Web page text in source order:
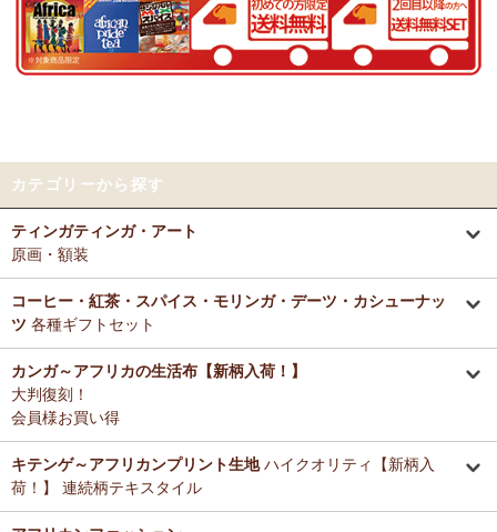
1/15：2026年 バラカの福袋≪数量限定で再販決定！≫
～アフリカングッズ満杯～1年間の感謝をこめて
12/25：ステッチVネック ノースリーブブラウス新入荷！～キテ
ンゲ◇ハイクオリティ◇で仕立てた新作登場！
12/25：マサイシュカ アフリカの布ページに新入荷！
マサイ民族のマント 軽くおしゃれなブランケット
12/25：ティンガティンガ・アート～シャターニ（アフリカの精
霊）の作品新入荷！
12/25：
12/20：2026年 バラカの福袋～2025.12/20（土）予約販売開始
～アフリカングッズ満杯～1年間の感謝をこめて
≪数量限定販売
≫
食べてみたくて買いました。青い皮の柑橘系の様な香りと木の様な形
容し難い香りがする、なんとも言えない香りです。
好きとか嫌いとかいう感覚よりも急に眠くなって来たので、リラック
スしているのを感じます。なんとなく、良いなぁ。
Tさまより カンガへのご感想
テーブルクロスとして使用中。大きさが少し違っていたりちょっと曲
っかりした良い生地です。一番心配だった洗濯ですが、ネットに入れ
て手洗いモードで洗濯機にかけ、終わったらすぐ干し、うちの場合は
色落ち、色移りなく大丈夫でした。洗濯ジワも殆どない（個人の感想
です！）のでノーアイロンで使用しています。
リビングが無地だらけなので、カンガのデザインがいいアクセントに
なりちょっと素敵空間に。
います。
Tさまより アジュワ・デーツへのご感想
高級ドライフルーツ、安価で買えてうれしいです。
カテゴリーから探す
ティンガティンガ・アート
原画・額装
コーヒー・紅茶・スパイス・モリンガ・デーツ・カシューナッ
ツ 各種ギフトセット
カンガ～アフリカの生活布【新柄入荷！】
大判復刻！
会員様お買い得
キテンゲ～アフリカンプリント生地ハイクオリティ【新柄入
荷！】 連続柄テキスタイル